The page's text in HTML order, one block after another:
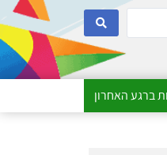
ברגע האחרון